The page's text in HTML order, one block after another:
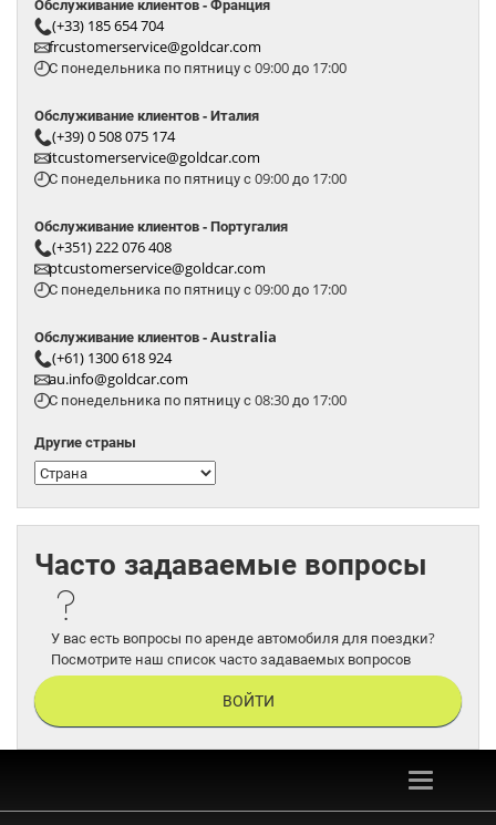
Обслуживание клиентов - Франция
(+33) 185 654 704
frcustomerservice@goldcar.com
С понедельника по пятницу с 09:00 до 17:00
Обслуживание клиентов - Италия
(+39) 0 508 075 174
itcustomerservice@goldcar.com
С понедельника по пятницу с 09:00 до 17:00
Обслуживание клиентов - Португалия
(+351) 222 076 408
ptcustomerservice@goldcar.com
С понедельника по пятницу с 09:00 до 17:00
Обслуживание клиентов - Australia
(+61) 1300 618 924
au.info@goldcar.com
С понедельника по пятницу с 08:30 до 17:00
Другие страны
Часто задаваемые вопросы
У вас есть вопросы по аренде автомобиля для поездки?
Посмотрите наш список часто задаваемых вопросов
ВОЙТИ
Toggle